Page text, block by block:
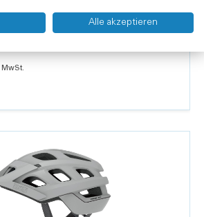
neutral
MwSt.
Details
Alle akzeptieren